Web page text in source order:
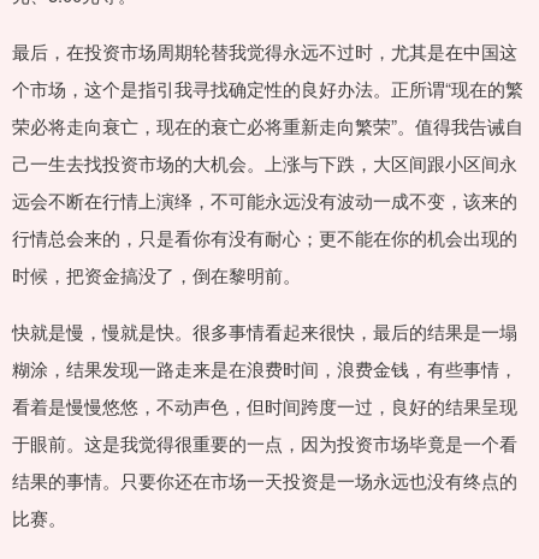
最后，在投资市场周期轮替我觉得永远不过时，尤其是在中国这
个市场，这个是指引我寻找确定性的良好办法。正所谓“现在的繁
荣必将走向衰亡，现在的衰亡必将重新走向繁荣”。值得我告诫自
己一生去找投资市场的大机会。上涨与下跌，大区间跟小区间永
远会不断在行情上演绎，不可能永远没有波动一成不变，该来的
行情总会来的，只是看你有没有耐心；更不能在你的机会出现的
时候，把资金搞没了，倒在黎明前。
快就是慢，慢就是快。很多事情看起来很快，最后的结果是一塌
糊涂，结果发现一路走来是在浪费时间，浪费金钱，有些事情，
看着是慢慢悠悠，不动声色，但时间跨度一过，良好的结果呈现
于眼前。这是我觉得很重要的一点，因为投资市场毕竟是一个看
结果的事情。只要你还在市场一天投资是一场永远也没有终点的
比赛。